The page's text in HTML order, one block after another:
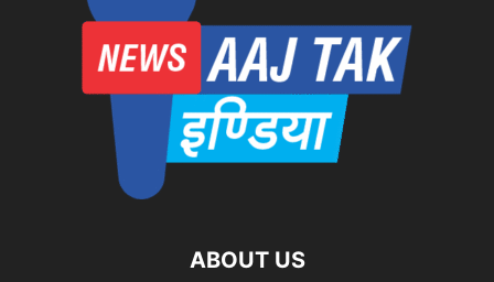
ABOUT US